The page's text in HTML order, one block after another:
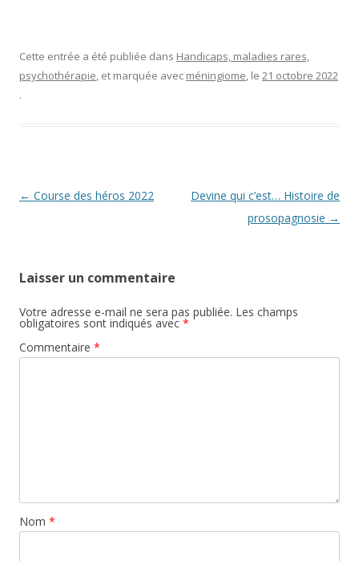
Cette entrée a été publiée dans Handicaps, maladies rares,
psychothérapie, et marquée avec méningiome, le 21 octobre 2022
.
Navigation
← Course des héros 2022
Devine qui c’est… Histoire de
prosopagnosie →
Laisser un commentaire
Votre adresse e-mail ne sera pas publiée. Les champs
obligatoires sont indiqués avec *
Commentaire *
Nom *